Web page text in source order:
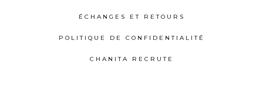
ÉCHANGES ET RETOURS
POLITIQUE DE CONFIDENTIALITÉ
CHANITA RECRUTE